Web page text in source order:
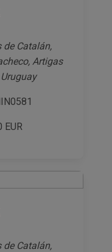
de Catalán,
Artigas
EUR
de Catalán,